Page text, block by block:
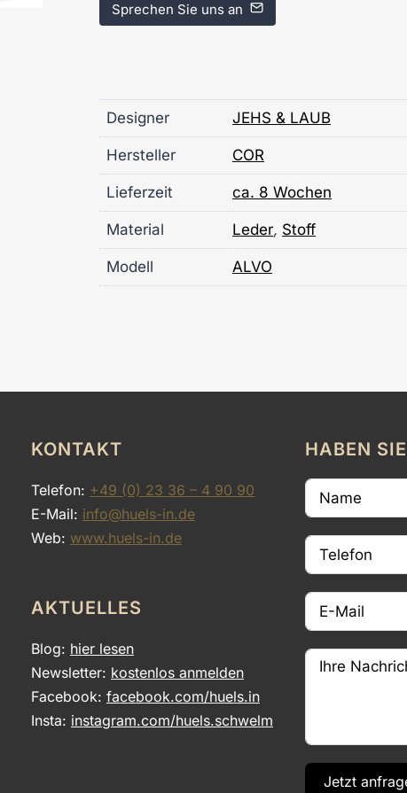
Sprechen Sie uns an
Designer JEHS & LAUB
Hersteller COR
Lieferzeit ca. 8 Wochen
Material Leder, Stoff
Modell ALVO
KONTAKT
Telefon: +49 (0) 23 36 – 4 90 90
E-Mail: info@huels-in.de
Web: www.huels-in.de
AKTUELLES
Blog: hier lesen
Newsletter: kostenlos anmelden
Facebook:facebook.com/huels.in
Insta: instagram.com/huels.schwelm
HABEN
Jetzt